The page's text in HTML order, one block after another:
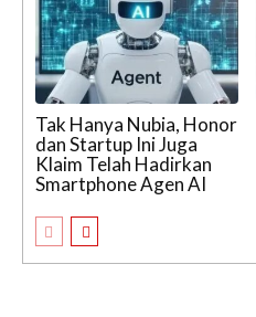
Tak Hanya Nubia, Honor
dan Startup Ini Juga
Klaim Telah Hadirkan
Smartphone Agen AI